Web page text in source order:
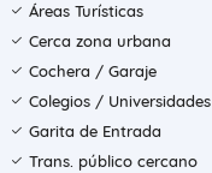
Áreas Turísticas
Cerca zona urbana
Cochera / Garaje
Colegios / Universidades
Garita de Entrada
Trans. público cercano